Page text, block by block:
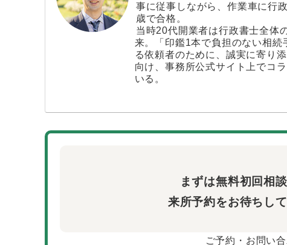
事に従事しながら、作業車に行
歳で合格。
当時20代開業者は行政書士全体
来。「印鑑1本で負担のない相
る依頼者のために、誠実に寄り
向け、事務所公式サイト上でコ
いる。
まずは無料初回相談
来所予約をお待ちし
ご予約・お問い